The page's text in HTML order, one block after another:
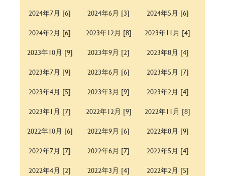
2024年7月 [6] 2024年6月 [3]
2024年5月 [6]
2024年2月 [6]
2023年12月 [8]
2023年11月 [4]
2023年10月 [9]
2023年9月 [2]
2023年8月 [4]
2023年7月 [9]
2023年6月 [6]
2023年5月 [7]
2023年4月 [5]
2023年3月 [9]
2023年2月 [4]
2023年1月 [7]
2022年12月 [9]
2022年11月 [8]
2022年10月 [6]
2022年9月 [6]
2022年8月 [9]
2022年7月 [7]
2022年6月 [7]
2022年5月 [4]
2022年4月 [2]
2022年3月 [4]
2022年2月 [5]